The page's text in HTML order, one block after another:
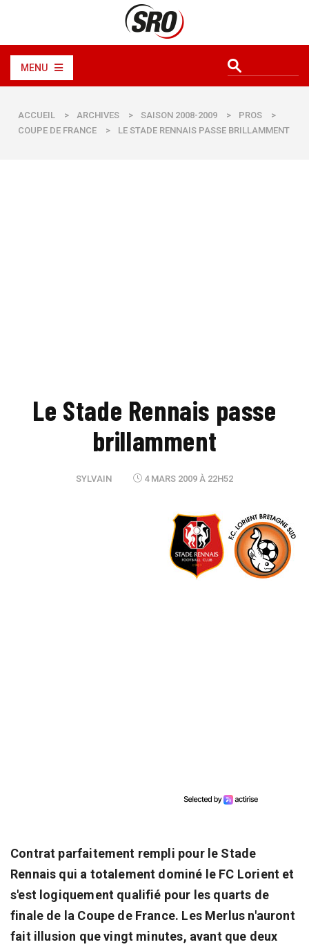
MENU
ACCUEIL > ARCHIVES > SAISON 2008-2009 > PROS
>
COUPE DE FRANCE
> LE STADE RENNAIS PASSE BRILLAMMENT
Le Stade Rennais passe
brillamment
SYLVAIN 4 MARS 2009 À 22H52
Contrat parfaitement rempli pour le Stade
Rennais qui a totalement dominé le FC Lorient et
s'est logiquement qualifié pour les quarts de
finale de la Coupe de France. Les Merlus n'auront
fait illusion que vingt minutes, avant que deux